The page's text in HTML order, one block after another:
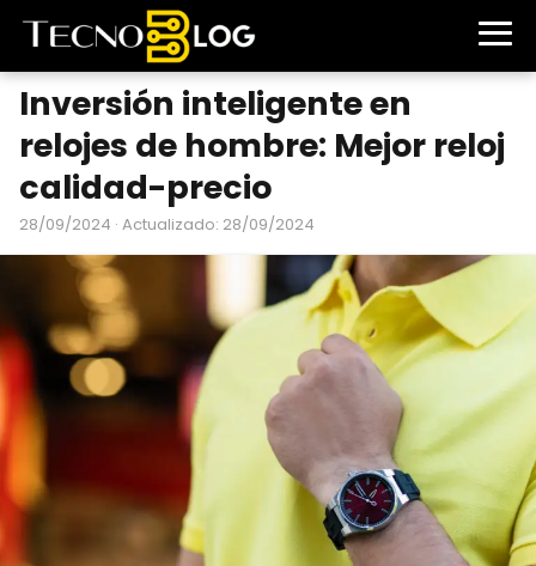
Inversión inteligente en
relojes de hombre: Mejor reloj
calidad-precio
28/09/2024 · Actualizado: 28/09/2024